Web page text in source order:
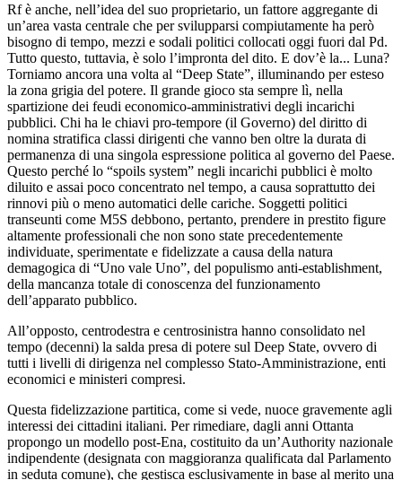
Rf è anche, nell’idea del suo proprietario, un fattore aggregante di
un’area vasta centrale che per svilupparsi compiutamente ha però
bisogno di tempo, mezzi e sodali politici collocati oggi fuori dal Pd.
Tutto questo, tuttavia, è solo l’impronta del dito. E dov’è la... Luna?
Torniamo ancora una volta al “Deep State”, illuminando per esteso
la zona grigia del potere. Il grande gioco sta sempre lì, nella
spartizione dei feudi economico-amministrativi degli incarichi
pubblici. Chi ha le chiavi pro-tempore (il Governo) del diritto di
nomina stratifica classi dirigenti che vanno ben oltre la durata di
permanenza di una singola espressione politica al governo del Paese.
Questo perché lo “spoils system” negli incarichi pubblici è molto
diluito e assai poco concentrato nel tempo, a causa soprattutto dei
rinnovi più o meno automatici delle cariche. Soggetti politici
transeunti come M5S debbono, pertanto, prendere in prestito figure
altamente professionali che non sono state precedentemente
individuate, sperimentate e fidelizzate a causa della natura
demagogica di “Uno vale Uno”, del populismo anti-establishment,
della mancanza totale di conoscenza del funzionamento
dell’apparato pubblico.
All’opposto, centrodestra e centrosinistra hanno consolidato nel
tempo (decenni) la salda presa di potere sul Deep State, ovvero di
tutti i livelli di dirigenza nel complesso Stato-Amministrazione, enti
economici e ministeri compresi.
Questa fidelizzazione partitica, come si vede, nuoce gravemente agli
interessi dei cittadini italiani. Per rimediare, dagli anni Ottanta
propongo un modello post-Ena, costituito da un’Authority nazionale
indipendente (designata con maggioranza qualificata dal Parlamento
in seduta comune), che gestisca esclusivamente in base al merito una